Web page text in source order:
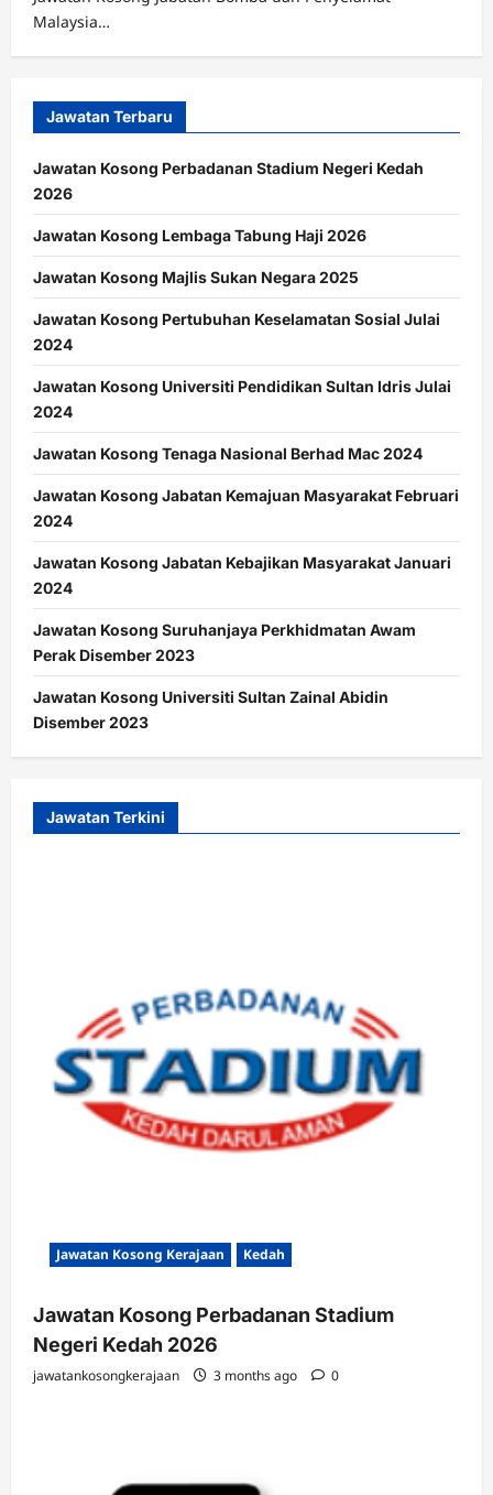
Malaysia…
Jawatan Terbaru
Jawatan Kosong Perbadanan Stadium Negeri Kedah
2026
Jawatan Kosong Lembaga Tabung Haji 2026
Jawatan Kosong Majlis Sukan Negara 2025
Jawatan Kosong Pertubuhan Keselamatan Sosial Julai
2024
Jawatan Kosong Universiti Pendidikan Sultan Idris Julai
2024
Jawatan Kosong Tenaga Nasional Berhad Mac 2024
Jawatan Kosong Jabatan Kemajuan Masyarakat Februari
2024
Jawatan Kosong Jabatan Kebajikan Masyarakat Januari
2024
Jawatan Kosong Suruhanjaya Perkhidmatan Awam
Perak Disember 2023
Jawatan Kosong Universiti Sultan Zainal Abidin
Disember 2023
Jawatan Terkini
Jawatan Kosong Kerajaan Kedah
Jawatan Kosong Perbadanan Stadium
Negeri Kedah 2026
jawatankosongkerajaan 3 months ago 0